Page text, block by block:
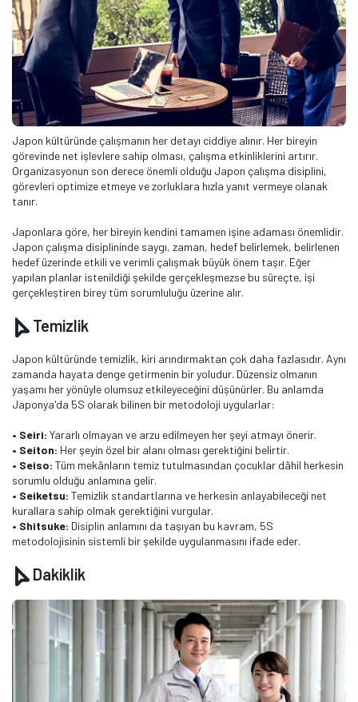
Japon kültüründe çalışmanın her detayı ciddiye alınır. Her bireyin
görevinde net işlevlere sahip olması, çalışma etkinliklerini artırır.
Organizasyonun son derece önemli olduğu Japon çalışma disiplini,
görevleri optimize etmeye ve zorluklara hızla yanıt vermeye olanak
tanır.
Japonlara göre, her bireyin kendini tamamen işine adaması önemlidir.
Japon çalışma disiplininde saygı, zaman, hedef belirlemek, belirlenen
hedef üzerinde etkili ve verimli çalışmak büyük önem taşır. Eğer
yapılan planlar istenildiği şekilde gerçekleşmezse bu süreçte, işi
gerçekleştiren birey tüm sorumluluğu üzerine alır.
Temizlik
Japon kültüründe temizlik, kiri arındırmaktan çok daha fazlasıdır. Aynı
zamanda hayata denge getirmenin bir yoludur. Düzensiz olmanın
yaşamı her yönüyle olumsuz etkileyeceğini düşünürler. Bu anlamda
Japonya'da 5S olarak bilinen bir metodoloji uygularlar:
• Seiri: Yararlı olmayan ve arzu edilmeyen her şeyi atmayı önerir.
• Seiton: Her şeyin özel bir alanı olması gerektiğini belirtir.
• Seiso: Tüm mekânların temiz tutulmasından çocuklar dâhil herkesin
sorumlu olduğu anlamına gelir.
• Seiketsu: Temizlik standartlarına ve herkesin anlayabileceği net
kurallara sahip olmak gerektiğini vurgular.
• Shitsuke: Disiplin anlamını da taşıyan bu kavram, 5S
metodolojisinin sistemli bir şekilde uygulanmasını ifade eder.
Dakiklik